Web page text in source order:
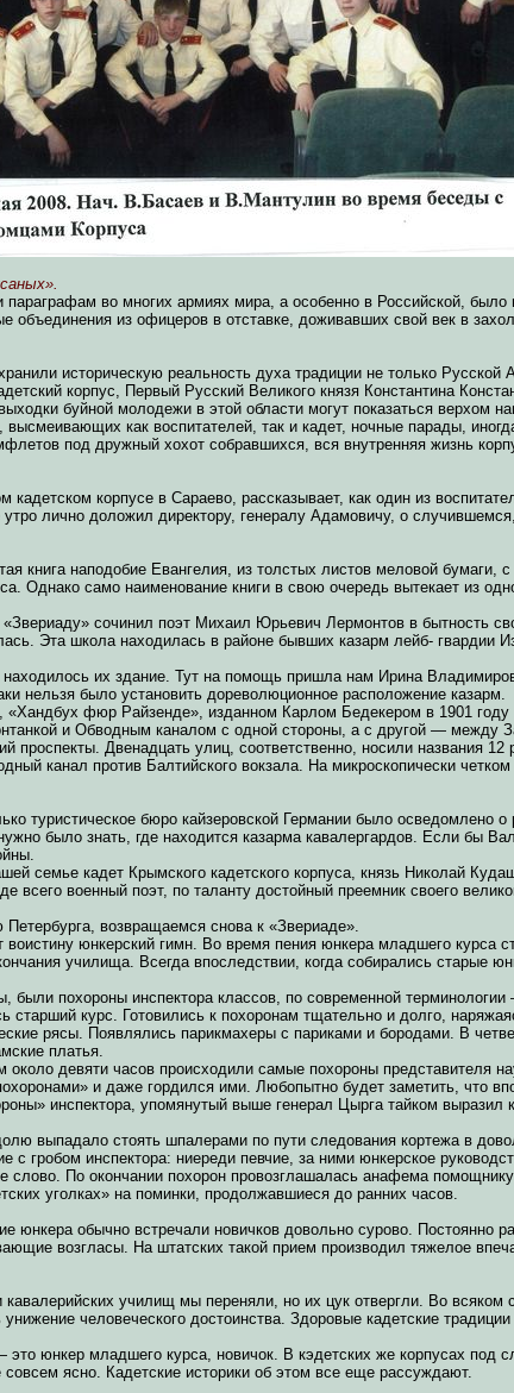
во многих армиях мира, а особенно в Российской,
из офицеров в отставке, доживавших свой век в
историческую реальность духа традиции не только
корпус, Первый Русский Великого князя Константина
буйной молодежи в этой области могут показаться верхом
как воспитателей, так и кадет, ночные парады,
под дружный хохот собравшихся, вся внутренняя жизнь
корпусе в Сараево, рассказывает, как один из
лично доложил директору, генералу Адамовичу, о
книга наподобие Евангелия, из толстых листов меловой бумаги,
Однако само наименование книги в свою очередь вытекает из
сочинил поэт Михаил Юрьевич Лермонтов в бытность
Эта школа находилась в районе бывших казарм лейб- гвардии
их здание. Тут на помощь пришла нам Ирина
нельзя было установить дореволюционное расположение казарм.
«Хандбух фюр Райзенде», изданном Карлом Бедекером в 1901
и Обводным каналом с одной стороны, а с другой — между
Двенадцать улиц, соответственно, носили названия
канал против Балтийского вокзала. На микроскопически
туристическое бюро кайзеровской Германии было осведомлено
было знать, где находится казарма кавалергардов. Если бы
семье кадет Крымского кадетского корпуса, князь Николай
военный поэт, по таланту достойный преемник своего
возвращаемся снова к «Звериаде».
юнкерский гимн. Во время пения юнкера младшего курса
училища. Всегда впоследствии, когда собирались старые
похороны инспектора классов, по современной
старший курс. Готовились к похоронам тщательно и долго,
рясы. Появлялись парикмахеры с париками и бородами. В
платья.
девяти часов происходили самые похороны представителя
и даже гордился ими. Любопытно будет заметить, что
инспектора, упомянутый выше генерал Цырга тайком выразил
выпадало стоять шпалерами по пути следования кортежа в
гробом инспектора: ниереди певчие, за ними юнкерское
По окончании похорон провозглашалась анафема
уголках» на поминки, продолжавшиеся до ранних часов.
юнкера обычно встречали новичков довольно сурово. Постоянно
возгласы. На штатских такой прием производил тяжелое
училищ мы переняли, но их цук отвергли. Во всяком
человеческого достоинства. Здоровые кадетские
юнкер младшего курса, новичок. В кэдетских же корпусах под
ясно. Кадетские историки об этом все еще рассуждают.